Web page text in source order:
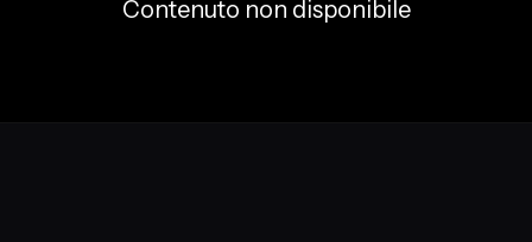
Contenuto non disponibile